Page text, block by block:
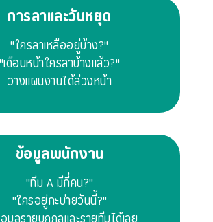
การลาและวันหยุด
"ใครลาเหลืออยู่บ้าง?"
"เดือนหน้าใครลาบ้างแล้ว?"
วางแผนงานได้ล่วงหน้า
ข้อมูลพนักงาน
"ทีม A มีกี่คน?"
"ใครอยู่กะบ่ายวันนี้?"